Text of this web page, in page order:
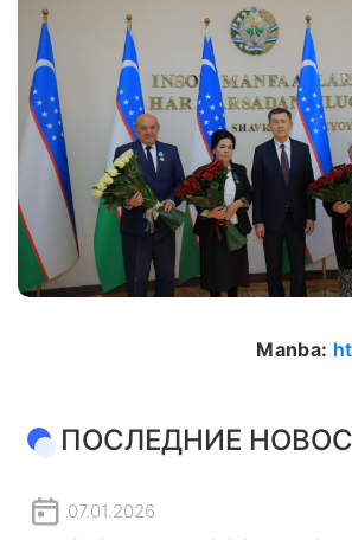
Manba:
ПОСЛЕДНИЕ
07.01.2026